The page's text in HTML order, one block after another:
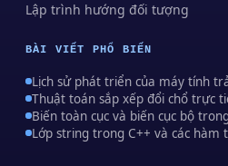
Lập trình hướng đối tượng
BÀI VIẾT PHỔ BIẾN
Lịch sử phát triển của máy tính
Thuật toán sắp xếp đổi chổ trực
Biến toàn cục và biến cục bộ
Lớp string trong C++ và các hàm